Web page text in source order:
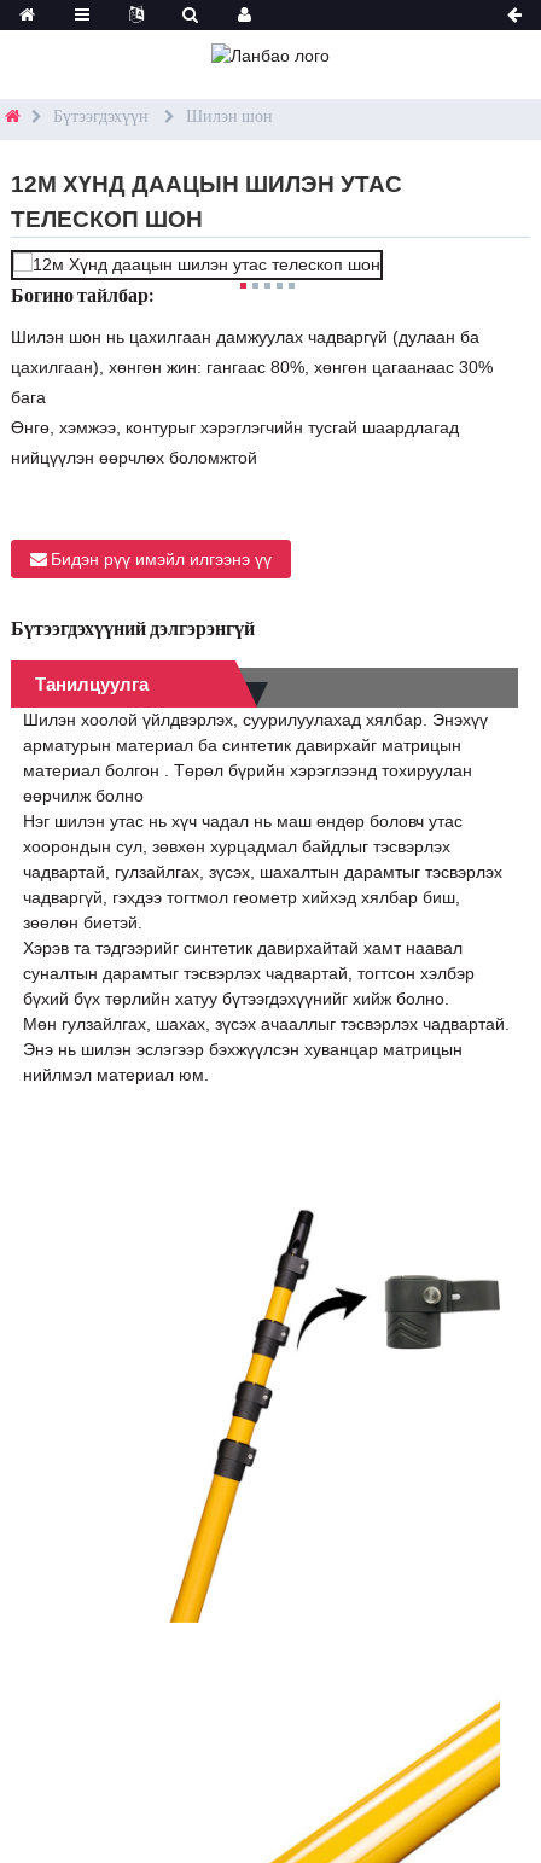
Бүтээгдэхүүн Шилэн шон
12М ХҮНД ДААЦЫН ШИЛЭН УТАС
ТЕЛЕСКОП ШОН
Богино тайлбар:
Шилэн шон нь цахилгаан дамжуулах чадваргүй (дулаан ба
цахилгаан), хөнгөн жин: гангаас 80%, хөнгөн цагаанаас 30%
бага
Өнгө, хэмжээ, контурыг хэрэглэгчийн тусгай шаардлагад
нийцүүлэн өөрчлөх боломжтой
Бидэн рүү имэйл илгээнэ үү
Бүтээгдэхүүний дэлгэрэнгүй
Танилцуулга
Шилэн хоолой үйлдвэрлэх, суурилуулахад хялбар. Энэхүү
арматурын материал ба синтетик давирхайг матрицын
материал болгон . Төрөл бүрийн хэрэглээнд тохируулан
өөрчилж болно
Нэг шилэн утас нь хүч чадал нь маш өндөр боловч утас
хоорондын сул, зөвхөн хурцадмал байдлыг тэсвэрлэх
чадвартай, гулзайлгах, зүсэх, шахалтын дарамтыг тэсвэрлэх
чадваргүй, гэхдээ тогтмол геометр хийхэд хялбар биш,
зөөлөн биетэй.
Хэрэв та тэдгээрийг синтетик давирхайтай хамт наавал
суналтын дарамтыг тэсвэрлэх чадвартай, тогтсон хэлбэр
бүхий бүх төрлийн хатуу бүтээгдэхүүнийг хийж болно.
Мөн гулзайлгах, шахах, зүсэх ачааллыг тэсвэрлэх чадвартай.
Энэ нь шилэн эслэгээр бэхжүүлсэн хуванцар матрицын
нийлмэл материал юм.